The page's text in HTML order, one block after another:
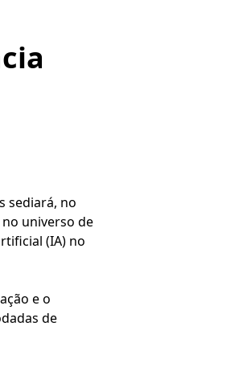
sediará, no
universo de
(IA) no
e o
de